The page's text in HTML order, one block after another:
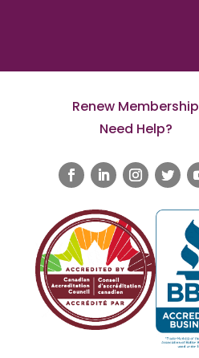
Renew Membership
Need Help?